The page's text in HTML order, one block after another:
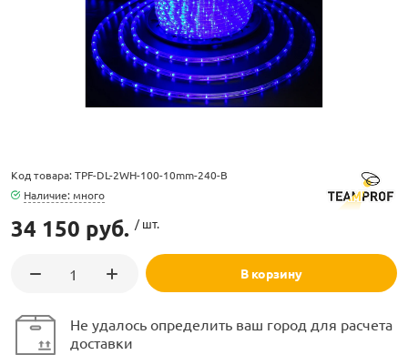
Код товара: TPF-DL-2WH-100-10mm-240-B
Наличие: много
34 150 руб. / шт.
В корзину
Не удалось определить ваш город для расчета
доставки